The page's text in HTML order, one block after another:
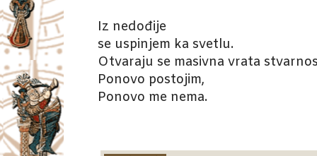
Iz nedođije
se uspinjem ka svetlu.
Otvaraju se masivna vrata
Ponovo postojim,
Ponovo me nema.